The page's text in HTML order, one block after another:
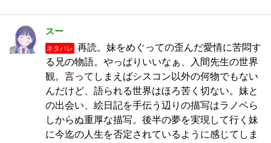
スー
ネタバレ
再読。妹をめぐっての歪んだ愛情に苦悶す
る兄の物語。やっぱりいいなぁ、入間先生の世界
観。言ってしまえばシスコン以外の何物でもない
んだけど、語られる世界はほろ苦く切ない。妹と
の出会い、絵日記を手伝う辺りの描写はラノベら
しからぬ重厚な描写。後半の夢を実現して行く妹
に今迄の人生を否定されているように感じてしま